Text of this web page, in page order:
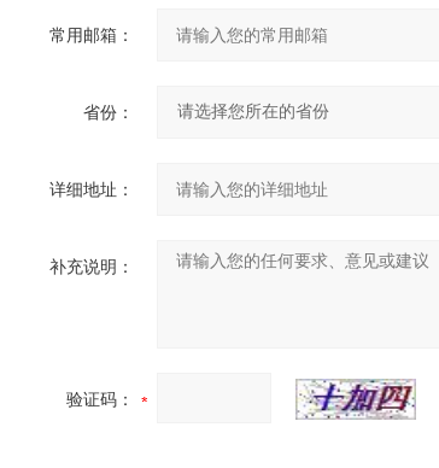
常用邮箱：
省份：
详细地址：
补充说明：
验证码：